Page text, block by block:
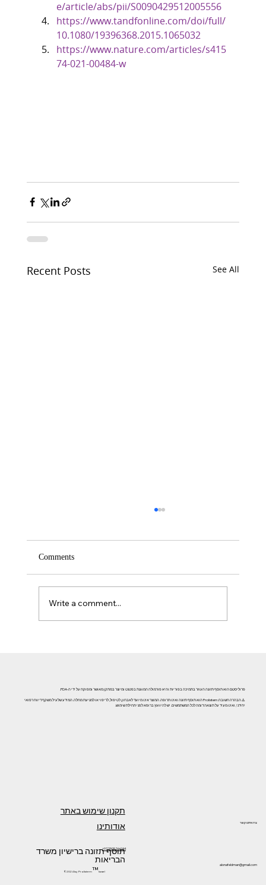
e/article/abs/pii/S0090429512005556
https://www.tandfonline.com/doi/full/
10.1080/19396368.2015.1065032
https://www.nature.com/articles/s415
74-021-00484-w
Recent Posts See All
Comments
Write a comment...
©2024 by Prolistem™Israel
פרוליסטם הוא תוסף תזונה העוזר בתמיכה בפוריות והיא פורמולה המוגנת בפטנט ומיוצר במתקן מאושר ומפוקח על ידי ה-FDA.
⚠️ הבהרה חשובה: Prolistem הוא תוסף תזונה ואינו תרופה. המוצר אינו מיועד לאבחון, לטיפול, לריפוי או למניעת מחלה. המידע שלעיל משקף דיווח רפואי
יחידני, ואינו מעיד על תוצאה דומה לכל המשתמשים. יש להיוועץ ברופא לפני תחילת שימוש.
אודותינו
תקנון שימוש באתר
תוסף תזונה ברישיון משרד
הבריאות alonafeldman@gmail.com
צרו איתנו קשר
+972505266144